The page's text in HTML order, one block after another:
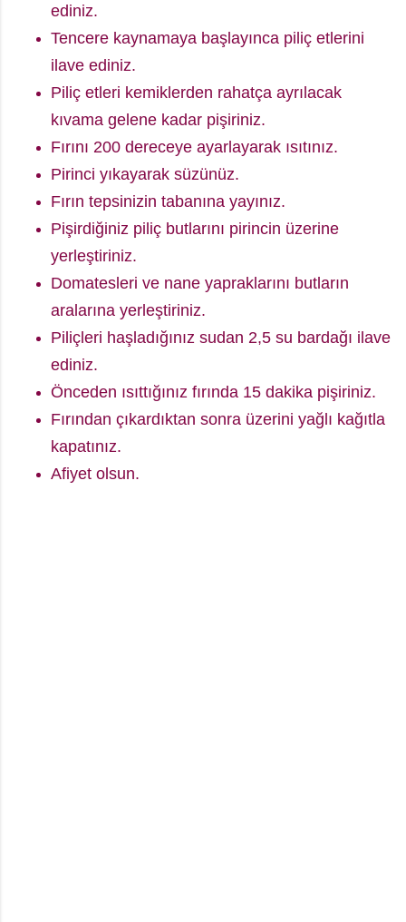
ediniz.
Tencere kaynamaya başlayınca piliç etlerini
ilave ediniz.
Piliç etleri kemiklerden rahatça ayrılacak
kıvama gelene kadar pişiriniz.
Fırını 200 dereceye ayarlayarak ısıtınız.
Pirinci yıkayarak süzünüz.
Fırın tepsinizin tabanına yayınız.
Pişirdiğiniz piliç butlarını pirincin üzerine
yerleştiriniz.
Domatesleri ve nane yapraklarını butların
aralarına yerleştiriniz.
Piliçleri haşladığınız sudan 2,5 su bardağı ilave
ediniz.
Önceden ısıttığınız fırında 15 dakika pişiriniz.
Fırından çıkardıktan sonra üzerini yağlı kağıtla
kapatınız.
Afiyet olsun.